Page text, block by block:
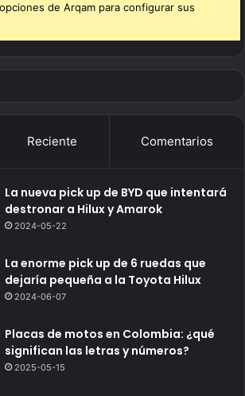
de Arqam para configurar sus
Reciente Comentarios
La nueva pick up de BYD que intentará
destronar a Hilux y Amarok
2024-05-22
La enorme pick up de 6 ruedas que
dejaría pequeña a la Toyota Hilux
2024-06-07
Placas de motos en Colombia: ¿qué
significan las letras y números?
2025-05-15